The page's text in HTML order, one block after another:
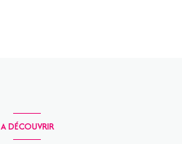
A DÉCOUVRIR